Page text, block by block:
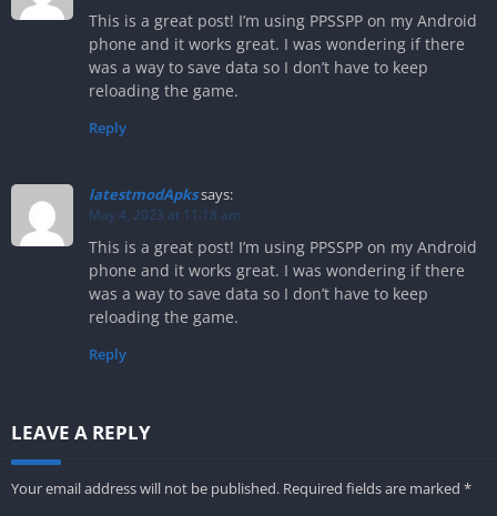
This is a great post! I’m using PPSSPP on my Android
phone and it works great. I was wondering if there
was a way to save data so I don’t have to keep
reloading the game.
Reply
latestmodApkssays:
May 4, 2023 at 11:18 am
This is a great post! I’m using PPSSPP on my Android
phone and it works great. I was wondering if there
was a way to save data so I don’t have to keep
reloading the game.
Reply
LEAVE A REPLY
Your email address will not be published. Required fields are marked *